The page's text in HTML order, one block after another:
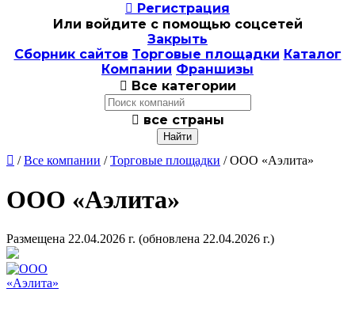
 Регистрация
Или войдите с помощью соцсетей
Закрыть
Сборник сайтов Торговые площадки Каталог
Компании Франшизы
 Все категории
 все страны
 /Все компании /Торговые площадки / ООО «Аэлита»
ООО «Аэлита»
Размещена 22.04.2026 г. (обновлена 22.04.2026 г.)